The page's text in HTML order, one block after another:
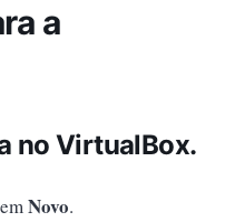
a
no VirtualBox.
Novo.